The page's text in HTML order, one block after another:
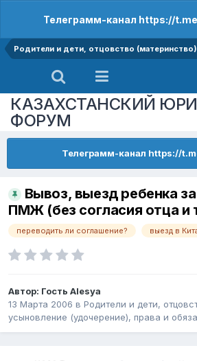
Телеграмм-канал https://
Родители и дети, отцовство
КАЗАХСТАНСКИЙ
ФОРУМ
Телеграмм-канал https://
Вывоз, выезд ребенка
ПМЖ (без согласия отца и
переводить ли соглашение? выезд в
Автор: Гость Alesya
13 Марта 2006 в Родители и дети,
усыновление (удочерение), права и